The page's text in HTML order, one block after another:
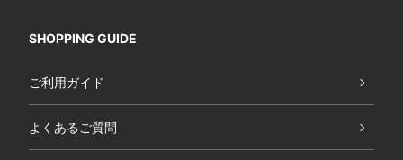
SHOPPING GUIDE
ご利用ガイド
よくあるご質問